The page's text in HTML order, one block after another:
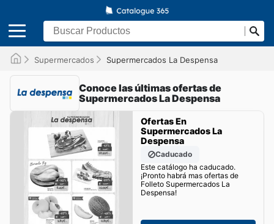
Supermercados Supermercados La Despensa
Conoce las últimas ofertas de
Supermercados La Despensa
Ofertas En
Supermercados La
Despensa
Caducado
Este catálogo ha caducado.
¡Pronto habrá mas ofertas de
Folleto Supermercados La
Despensa!